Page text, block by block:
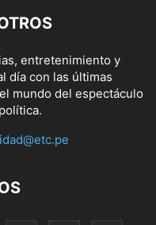
entretenimiento y
día con las últimas
mundo del espectáculo